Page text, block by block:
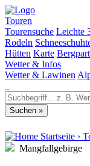
Touren
Tourensuche Leichte
Rodeln
Hütten Karte
Wetter & Infos
Wetter & Lawinen
Startseite ›
Mangfallgebirge